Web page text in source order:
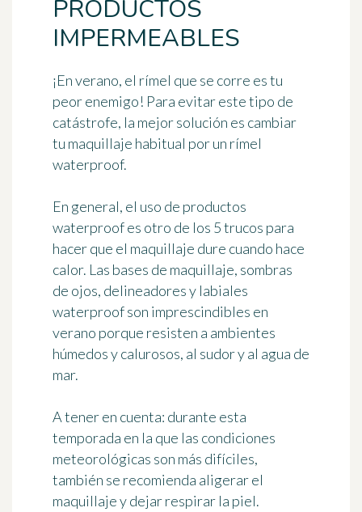
PRODUCTOS
IMPERMEABLES
¡En verano, el rímel que se corre es tu
peor enemigo! Para evitar este tipo de
catástrofe, la mejor solución es cambiar
tu maquillaje habitual porun rímel
waterproof.
En general, el uso de productos
waterproof es otro de los 5 trucos para
hacer que el maquillaje dure cuando hace
calor. Las bases de maquillaje, sombras
de ojos, delineadores y labiales
waterproof son imprescindibles en
verano porque resisten a ambientes
húmedos y calurosos, al sudor y al agua de
mar.
A tener en cuenta: durante esta
temporada en la que las condiciones
meteorológicas son más difíciles,
también se recomienda aligerar el
maquillaje y dejar respirar la piel.